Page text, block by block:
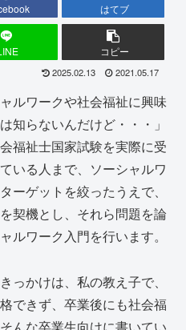
はてブ
コピー
2025.02.13 2021.05.17
ルワークや社会福祉に興味
知らないんだけど・・・」
福祉士国家試験を実際に受
いる人まで、ソーシャルワ
ーゲットを絞ったうえで、
契機とし、それら問題を論
ルワーク入門を行います。
っかけは、私の教え子で、
できず、卒業後にも社会福